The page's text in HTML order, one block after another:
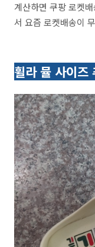
계산하면 쿠팡 로켓
서 요즘 로켓배송이
휠라 뮬 사이즈